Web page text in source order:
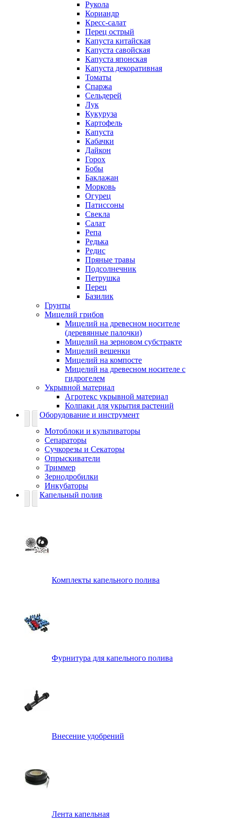
Рукола
Кориандр
Кресс-салат
Перец острый
Капуста китайская
Капуста савойская
Капуста японская
Капуста декоративная
Томаты
Спаржа
Сельдерей
Лук
Кукуруза
Картофель
Капуста
Кабачки
Дайкон
Горох
Бобы
Баклажан
Морковь
Огурец
Патиссоны
Свекла
Салат
Репа
Редька
Редис
Пряные травы
Подсолнечник
Петрушка
Перец
Базилик
Грунты
Мицелий грибов
Мицелий на древесном носителе
(деревянные палочки)
Мицелий на зерновом субстракте
Мицелий вешенки
Мицелий на компосте
Мицелий на древесном носителе с
гидрогелем
Укрывной материал
Агротекс укрывной материал
Колпаки для укрытия растений
Оборудование и инструмент
Мотоблоки и культиваторы
Сепараторы
Сучкорезы и Секаторы
Опрыскиватели
Триммер
Зернодробилки
Инкубаторы
Капельный полив
Комплекты капельного полива
Фурнитура для капельного полива
Внесение удобрений
Лента капельная